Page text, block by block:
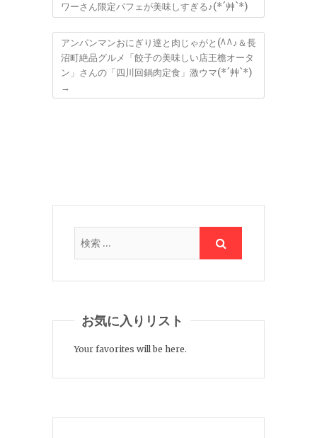
ワーさん限定パフェが美味しすぎる♪(*´艸`*)
アンパンマンおにぎり達と肉じゃがと(^^♪＆長
沼町絶品グルメ「餃子の美味しい店王檐オータ
ン」さんの「四川回鍋肉定食」激ウマ(*´艸`*)
→
お気に入りリスト
Your favorites will be here.